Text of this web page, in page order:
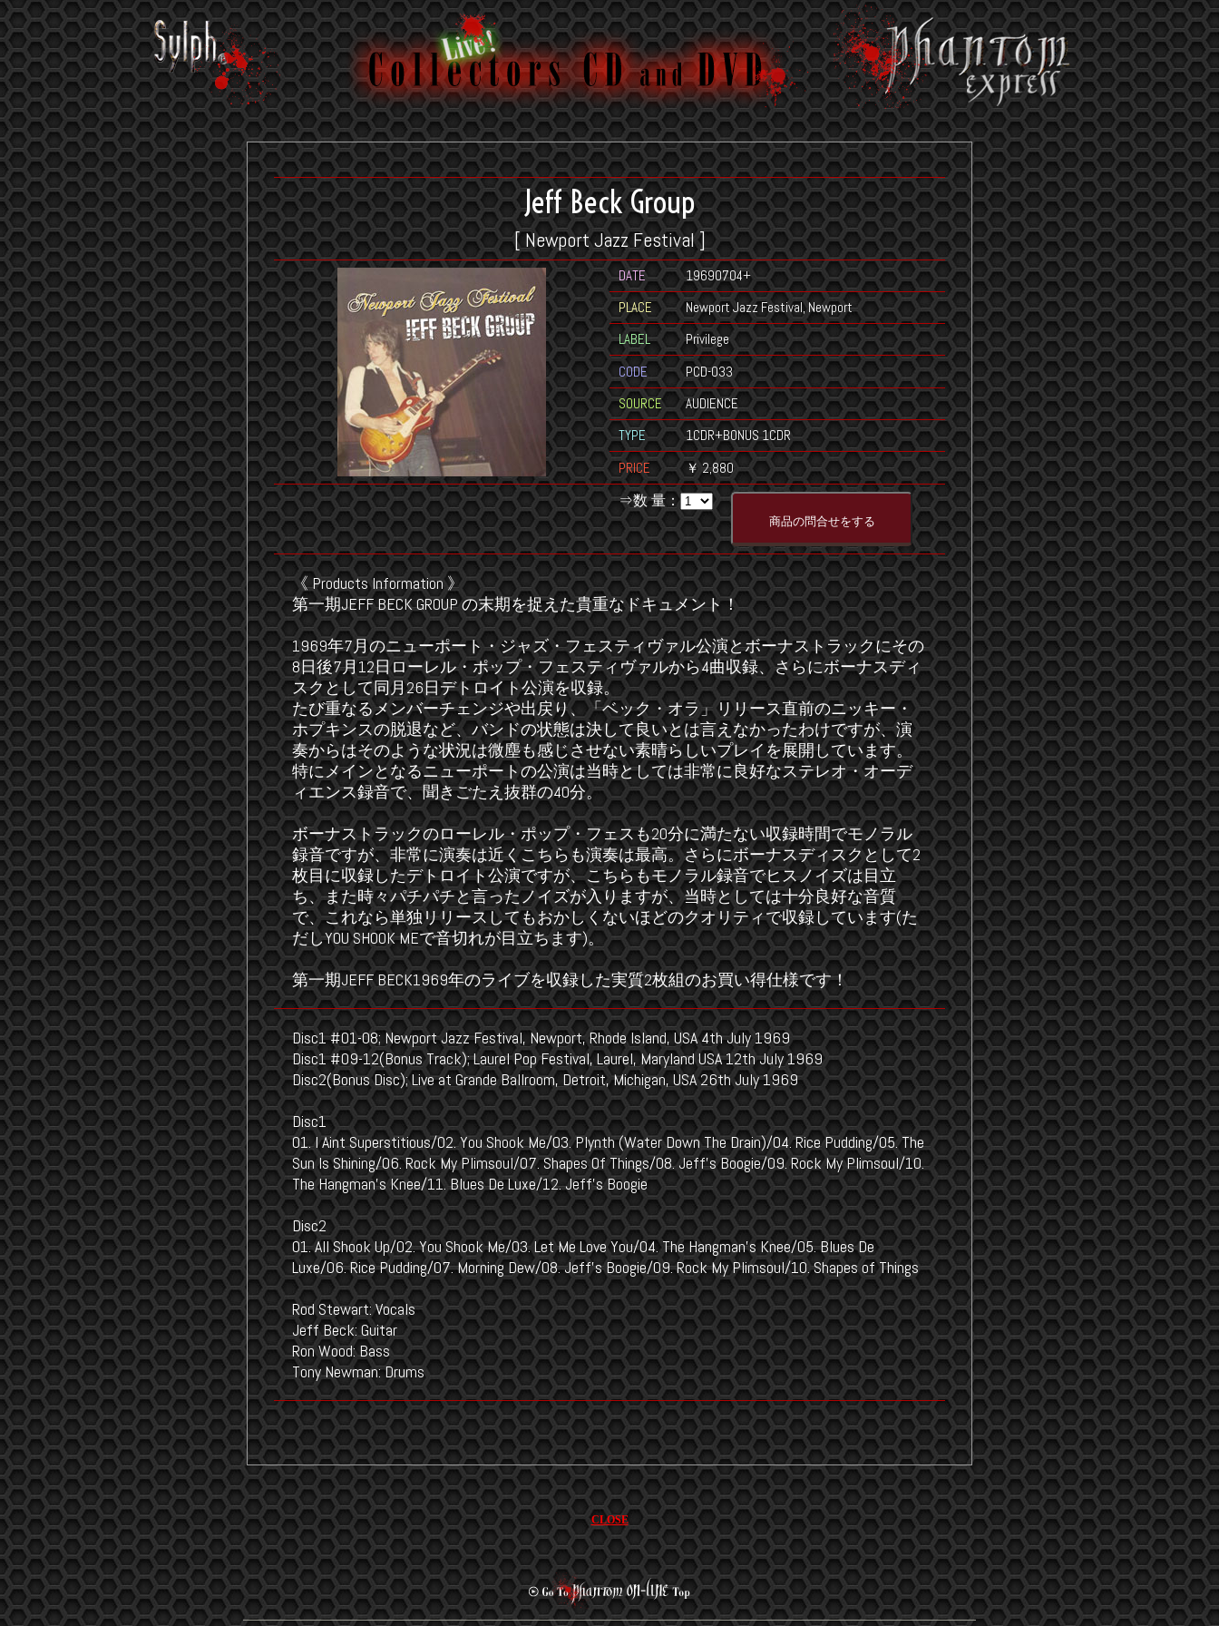
Jeff Beck Group
[ Newport Jazz Festival ]
DATE
19690704+
PLACE
Newport Jazz Festival, Newport
LABEL
Privilege
CODE
PCD-033
SOURCE
AUDIENCE
TYPE
1CDR+BONUS 1CDR
PRICE
￥ 2,880
⇒数 量：
《 Products Information 》
第一期JEFF BECK GROUP の末期を捉えた貴重なドキュメント！
1969年7月のニューポート・ジャズ・フェスティヴァル公演とボーナストラックにその
8日後7月12日ローレル・ポップ・フェスティヴァルから4曲収録、さらにボーナスディ
スクとして同月26日デトロイト公演を収録。
たび重なるメンバーチェンジや出戻り、「ベック・オラ」リリース直前のニッキー・
ホプキンスの脱退など、バンドの状態は決して良いとは言えなかったわけですが、演
奏からはそのような状況は微塵も感じさせない素晴らしいプレイを展開しています。
特にメインとなるニューポートの公演は当時としては非常に良好なステレオ・オーデ
ィエンス録音で、聞きごたえ抜群の40分。
ボーナストラックのローレル・ポップ・フェスも20分に満たない収録時間でモノラル
録音ですが、非常に演奏は近くこちらも演奏は最高。さらにボーナスディスクとして2
枚目に収録したデトロイト公演ですが、こちらもモノラル録音でヒスノイズは目立
ち、また時々パチパチと言ったノイズが入りますが、当時としては十分良好な音質
で、これなら単独リリースしてもおかしくないほどのクオリティで収録しています(た
だしYOU SHOOK MEで音切れが目立ちます)。
第一期JEFF BECK1969年のライブを収録した実質2枚組のお買い得仕様です！
Disc1 #01-08; Newport Jazz Festival, Newport, Rhode Island, USA 4th July 1969
Disc1 #09-12(Bonus Track); Laurel Pop Festival, Laurel, Maryland USA 12th July 1969
Disc2(Bonus Disc); Live at Grande Ballroom, Detroit, Michigan, USA 26th July 1969
Disc1
01. I Aint Superstitious/02. You Shook Me/03. Plynth (Water Down The Drain)/04. Rice Pudding/05. The
Sun Is Shining/06. Rock My Plimsoul/07. Shapes Of Things/08. Jeff's Boogie/09. Rock My Plimsoul/10.
The Hangman's Knee/11. Blues De Luxe/12. Jeff's Boogie
Disc2
01. All Shook Up/02. You Shook Me/03. Let Me Love You/04. The Hangman's Knee/05. Blues De
Luxe/06. Rice Pudding/07. Morning Dew/08. Jeff's Boogie/09. Rock My Plimsoul/10. Shapes of Things
Rod Stewart: Vocals
Jeff Beck: Guitar
Ron Wood: Bass
Tony Newman: Drums
CLOSE